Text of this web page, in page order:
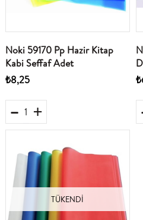
Noki 59170 Pp Hazir Kitap
Kabi Seffaf Adet
₺8,25
TÜKENDI